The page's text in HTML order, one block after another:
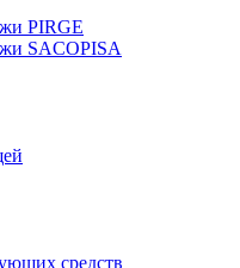
PIRGE
SACOPISA
средств